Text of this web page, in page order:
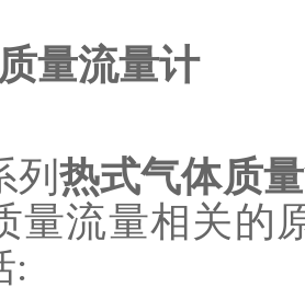
量流量计
列 热式气体质
量流量相关的
: